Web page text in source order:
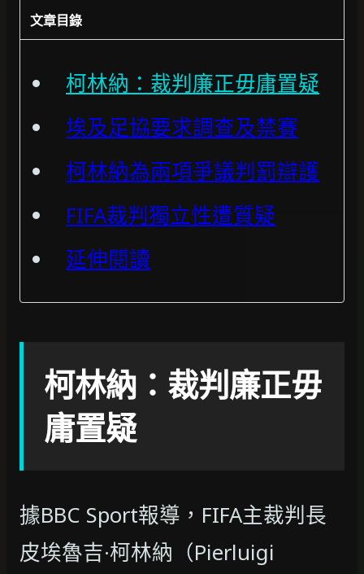
文章目錄
柯林納：裁判廉正毋庸置疑
埃及足協要求調查及禁賽
柯林納為兩項爭議判罰辯護
FIFA裁判獨立性遭質疑
延伸閱讀
柯林納：裁判廉正毋
庸置疑
據BBC Sport報導，FIFA主裁判長
皮埃魯吉·柯林納（Pierluigi